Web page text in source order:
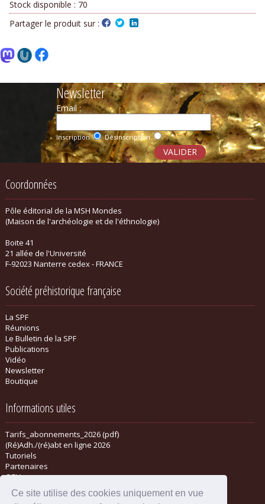
Ce site utilise des cookies uniquement en vue
Stock disponible : 70
Partager le produit sur :
Newsletter
Email :
Inscription Désinscription
Coordonnées
Pôle éditorial de la MSH Mondes
(Maison de l'archéologie et de l'éthnologie)
Boite 41
21 allée de l'Université
F-92023 Nanterre cedex - FRANCE
Société préhistorique française
La SPF
Réunions
Le Bulletin de la SPF
Publications
Vidéo
Newsletter
Boutique
Informations utiles
Tarifs_abonnements_2026 (pdf)
(Ré)Adh./(ré)abt en ligne 2026
Tutoriels
Partenaires
CGV